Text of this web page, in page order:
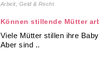
Arbeit, Geld & Recht
Können stillende Mütter
Viele Mütter stillen ihre
Aber sind ..